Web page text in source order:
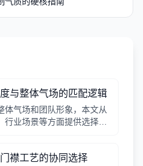
与整体气场的匹配逻辑
体气场和团队形象，本文从
业场景等方面提供选择逻
襟工艺的协同选择